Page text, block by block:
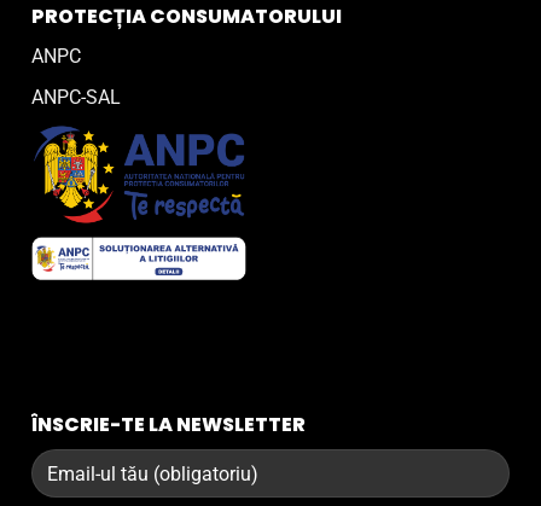
PROTECȚIA CONSUMATORULUI
ANPC
ANPC-SAL
ÎNSCRIE-TE LA NEWSLETTER